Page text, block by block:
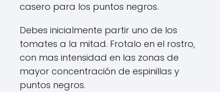
casero para los puntos negros.
Debes inicialmente partir uno de los
tomates a la mitad. Frotalo en el rostro,
con mas intensidad en las zonas de
mayor concentración de espinillas y
puntos negros.